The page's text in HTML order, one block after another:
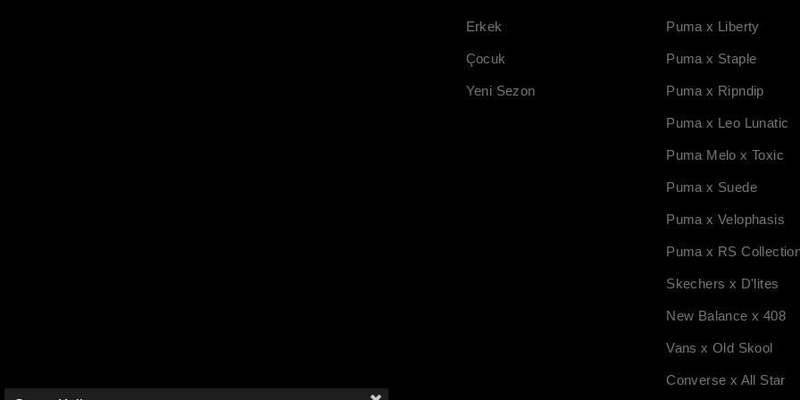
Erkek
Çocuk
Yeni Sezon
Puma x Liberty
Puma x Staple
Puma x Ripndip
Puma x Leo Lunatic
Puma Melo x Toxic
Puma x Suede
Puma x Velophasis
Puma x RS
Skechers x D'lites
New Balance x 408
Vans x Old Skool
Converse x All Star